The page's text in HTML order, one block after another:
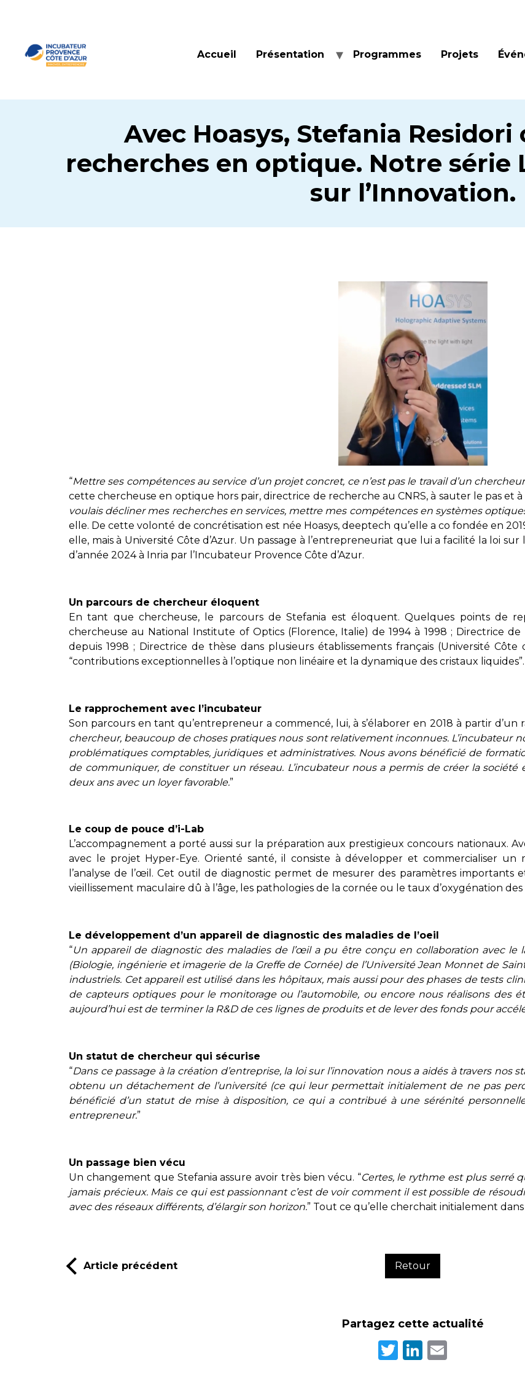
Accueil Présentation Programmes Projets
Avec Hoasys, Stefania
recherches en optique. Notre série
sur l’Innovation.
“Mettre ses compétences au service d’un projet concret, ce n’est pas le travail d’un chercheur
cette chercheuse en optique hors pair, directrice de recherche au CNRS, à sauter le pas et
voulais décliner mes recherches en services, mettre mes compétences en systèmes
elle. De cette volonté de concrétisation est née Hoasys, deeptech qu’elle a co fondée en
elle, mais à Université Côte d’Azur. Un passage à l’entrepreneuriat que lui a facilité la loi
d’année 2024 à Inria par l’Incubateur Provence Côte d’Azur.
Un parcours de chercheur éloquent
En tant que chercheuse, le parcours de Stefania est éloquent. Quelques points de
chercheuse au National Institute of Optics (Florence, Italie) de 1994 à 1998 ; Directrice
depuis 1998 ; Directrice de thèse dans plusieurs établissements français (Université Côte
“contributions exceptionnelles à l’optique non linéaire et la dynamique des cristaux liquides”.
Le rapprochement avec l’incubateur
Son parcours en tant qu’entrepreneur a commencé, lui, à s’élaborer en 2018 à partir d’un
chercheur, beaucoup de choses pratiques nous sont relativement inconnues. L’incubateur
problématiques comptables, juridiques et administratives. Nous avons bénéficié de
de communiquer, de constituer un réseau. L’incubateur nous a permis de créer la
deux ans avec un loyer favorable.”
Le coup de pouce d’i-Lab
L’accompagnement a porté aussi sur la préparation aux prestigieux concours nationaux.
avec le projet Hyper-Eye. Orienté santé, il consiste à développer et commercialiser un
l’analyse de l’œil. Cet outil de diagnostic permet de mesurer des paramètres importants
vieillissement maculaire dû à l’âge, les pathologies de la cornée ou le taux d’oxygénation des
Le développement d’un appareil de diagnostic des maladies de l’oeil
“Un appareil de diagnostic des maladies de l’œil a pu être conçu en collaboration avec le
(Biologie, ingénierie et imagerie de la Greffe de Cornée) de l’Université Jean Monnet de
industriels. Cet appareil est utilisé dans les hôpitaux, mais aussi pour des phases de tests
de capteurs optiques pour le monitorage ou l’automobile, ou encore nous réalisons des
aujourd’hui est de terminer la R&D de ces lignes de produits et de lever des fonds pour
Un statut de chercheur qui sécurise
“Dans ce passage à la création d’entreprise, la loi sur l’innovation nous a aidés à travers
obtenu un détachement de l’université (ce qui leur permettait initialement de ne pas
bénéficié d’un statut de mise à disposition, ce qui a contribué à une sérénité
entrepreneur.”
Un passage bien vécu
Un changement que Stefania assure avoir très bien vécu. “Certes, le rythme est plus serré
jamais précieux. Mais ce qui est passionnant c’est de voir comment il est possible de
avec des réseaux différents, d’élargir son horizon.” Tout ce qu’elle cherchait initialement
Article précédent Retour
Partagez cette actualité
Twitter
LinkedIn